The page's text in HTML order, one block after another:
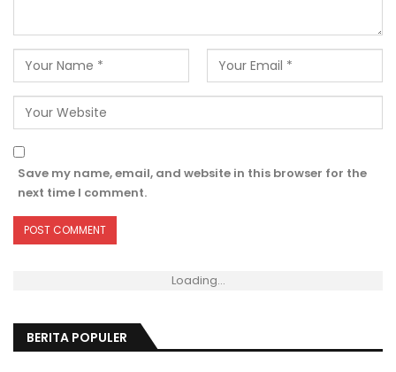
Save my name, email, and website in this browser for the
next time I comment.
Loading...
BERITA POPULER